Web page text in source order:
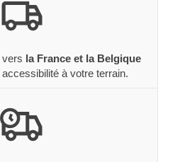
vers la France et la Belgique
à votre terrain.